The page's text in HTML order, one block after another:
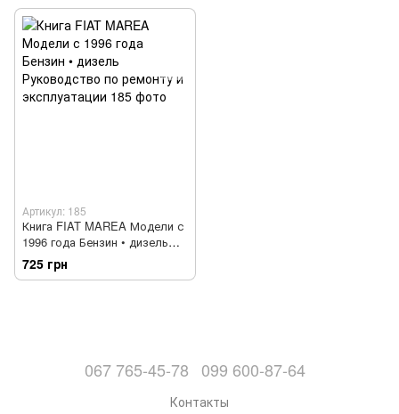
Артикул: 185
Книга FIAT MAREA Модели с
1996 года Бензин • дизель
Руководство по ремонту и
эксплуатации
725 грн
067 765-45-78 099 600-87-64
Контакты